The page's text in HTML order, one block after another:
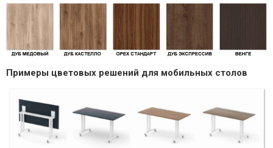
Примеры цветовых решений для мобильных столов